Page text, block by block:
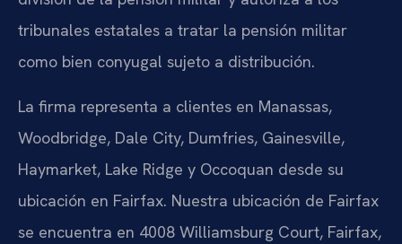
tribunales estatales a tratar la pensión militar
como bien conyugal sujeto a distribución.
La firma representa a clientes en Manassas,
Woodbridge, Dale City, Dumfries, Gainesville,
Haymarket, Lake Ridge y Occoquan desde su
ubicación en Fairfax. Nuestra ubicación de Fairfax
se encuentra en 4008 Williamsburg Court, Fairfax,